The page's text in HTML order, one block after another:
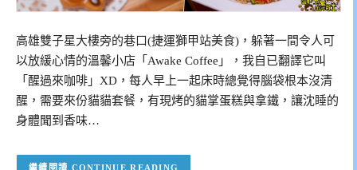
高雄雙子星大樓旁的巷口(捷運獅甲站美食)，躲著一間令人可
以放緩心情的溫馨小店「Awake Coffee」，我自已翻譯它叫
「醒過來咖啡」XD，每人早上一起床時總覺得腦袋根本沒清
醒，需要來份貓貓套餐，有現烤的貓掌蛋糕與拿鐵，讓沈睡的
身體聞到香味…
CONTINUE READING